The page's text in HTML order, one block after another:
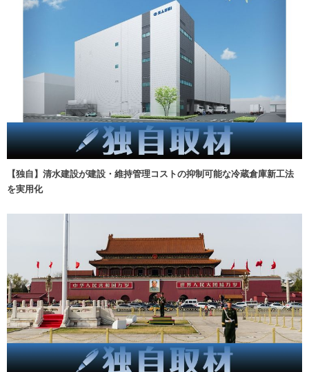
【独自】清水建設が建設・維持管理コストの抑制可能な冷蔵倉庫新工法
を実用化